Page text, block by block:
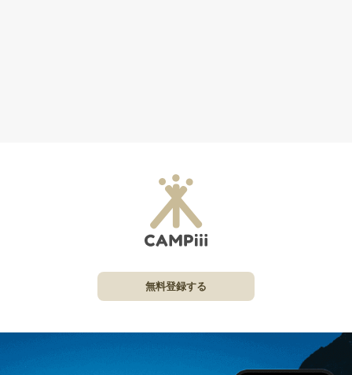
無料登録する